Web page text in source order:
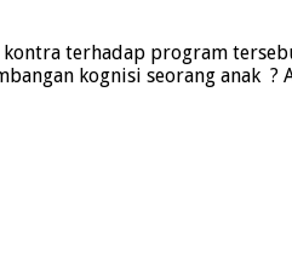
terhadap program
kognisi seorang anak ?